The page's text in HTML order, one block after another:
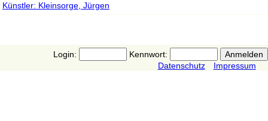
Künstler: Kleinsorge, Jürgen
Login:
Kennwort:
Datenschutz
Impressum